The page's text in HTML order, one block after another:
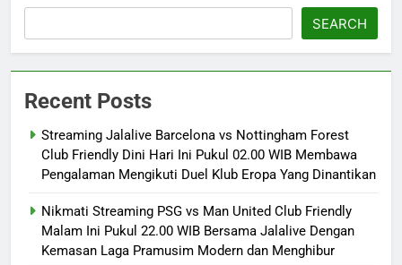
SEARCH
Recent Posts
Streaming Jalalive Barcelona vs Nottingham Forest
Club Friendly Dini Hari Ini Pukul 02.00 WIB Membawa
Pengalaman Mengikuti Duel Klub Eropa Yang Dinantikan
Nikmati Streaming PSG vs Man United Club Friendly
Malam Ini Pukul 22.00 WIB Bersama Jalalive Dengan
Kemasan Laga Pramusim Modern dan Menghibur